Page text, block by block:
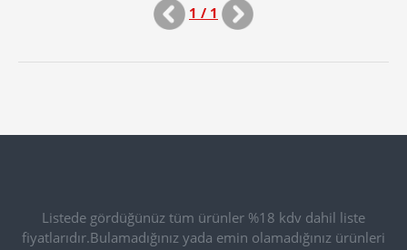
1 / 1
Listede gördüğünüz tüm ürünler %18 kdv dahil liste
fiyatlarıdır.Bulamadığınız yada emin olamadığınız ürünleri